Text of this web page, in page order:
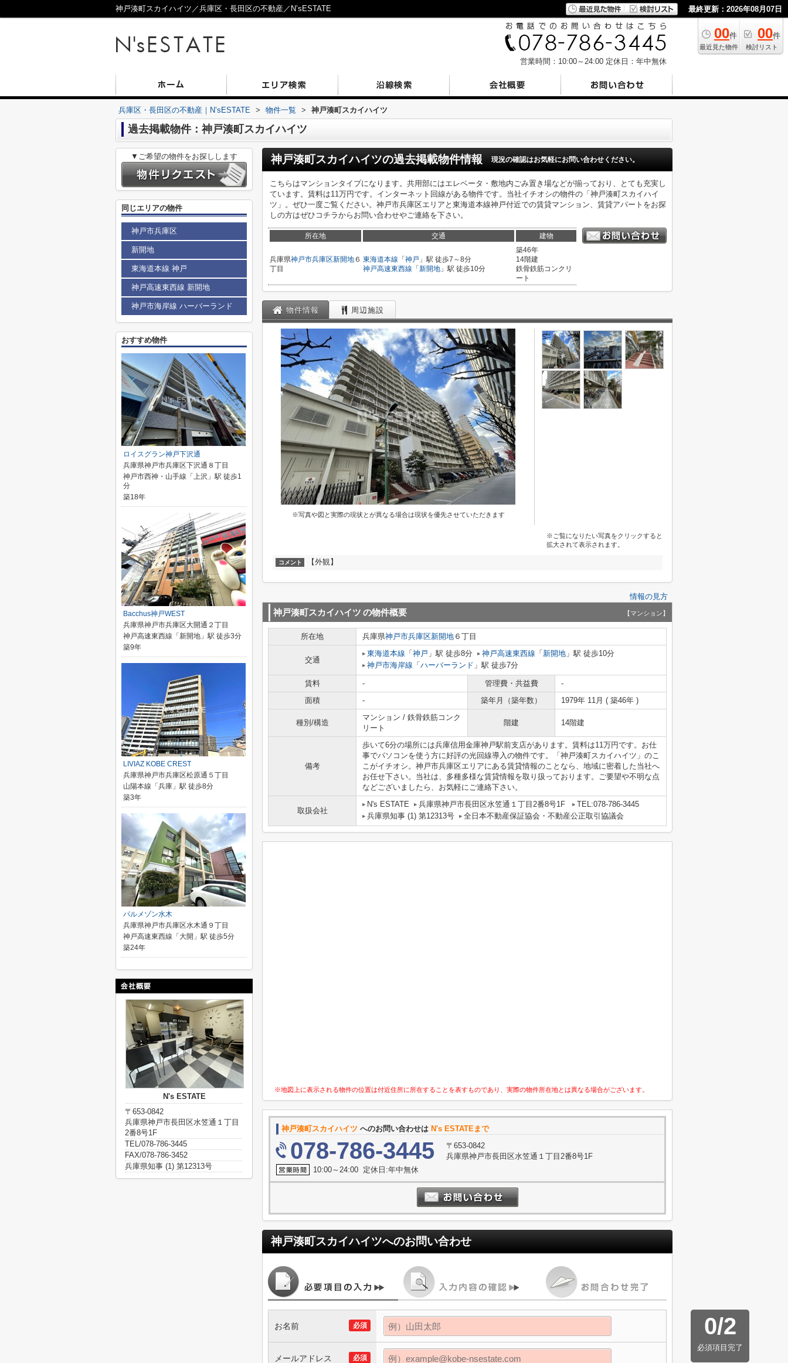
神戸湊町スカイハイツ／兵庫区・長田区の不動産／N’sESTATE 最終更新：2026年08月07日
00件
最近見た物件
00件
検討リスト
営業時間：10:00～24:00 定休日：年中無休
兵庫区・長田区の不動産｜N’sESTATE > 物件一覧 > 神戸湊町スカイハイツ
過去掲載物件：神戸湊町スカイハイツ
神戸湊町スカイハイツの過去掲載物件情報 現況の確認はお気軽にお問い合わせください。
こちらはマンションタイプになります。共用部にはエレベータ・敷地内ごみ置き場などが揃っており、とても充実し
ています。賃料は11万円です。インターネット回線がある物件です。当社イチオシの物件の「神戸湊町スカイハイ
ツ」。ぜひ一度ご覧ください。神戸市兵庫区エリアと東海道本線神戸付近での賃貸マンション、賃貸アパートをお探
しの方はぜひコチラからお問い合わせやご連絡を下さい。
所在地 交通 建物
兵庫県神戸市兵庫区新開地 ６
丁目
東海道本線 「 神戸 」駅 徒歩7～8分
神戸高速東西線 「 新開地 」駅 徒歩10分
築46年
14階建
鉄骨鉄筋コンクリ
ート
物件情報 周辺施設
※写真や図と実際の現状とが異なる場合は現状を優先させていただきます
※ご覧になりたい写真をクリックすると
拡大されて表示されます。
コメント 【外観】
情報の見方
神戸湊町スカイハイツ の物件概要 【マンション】
所在地 兵庫県神戸市兵庫区新開地 ６丁目
交通
東海道本線 「 神戸 」駅 徒歩8分 神戸高速東西線 「 新開地 」駅 徒歩10分
神戸市海岸線 「 ハーバーランド 」駅 徒歩7分
賃料 - 管理費・共益費
-
面積
- 築年月（築年数） 1979年 11月 ( 築46年 )
種別/構造
マンション / 鉄骨鉄筋コンク
リート
階建 14階建
備考
歩いて6分の場所には兵庫信用金庫神戸駅前支店があります。賃料は11万円です。お仕
事でパソコンを使う方に好評の光回線導入の物件です。「神戸湊町スカイハイツ」のこ
こがイチオシ。神戸市兵庫区エリアにある賃貸情報のことなら、地域に密着した当社へ
お任せ下さい。当社は、多種多様な賃貸情報を取り扱っております。ご要望や不明な点
などございましたら、お気軽にご連絡下さい。
取扱会社
N's ESTATE 兵庫県神戸市長田区水笠通１丁目2番8号1F
TEL:078-786-3445
兵庫県知事 (1) 第12313号
全日本不動産保証協会・不動産公正取引協議会
※地図上に表示される物件の位置は付近住所に所在することを表すものであり、実際の物件所在地とは異なる場合がございます。
神戸湊町スカイハイツ へのお問い合わせは N's ESTATEまで
078-786-3445
〒653-0842
兵庫県神戸市長田区水笠通１丁目2番8号1F
10:00～24:00 定休日:年中無休
神戸湊町スカイハイツへのお問い合わせ
0/2
必須項目完了
必須
お名前
必須
メールアドレス
▼ご希望の物件をお探しします
同じエリアの物件
神戸市兵庫区
新開地
東海道本線 神戸
神戸高速東西線 新開地
神戸市海岸線 ハーバーランド
おすすめ物件
ロイスグラン神戸下沢通
兵庫県神戸市兵庫区下沢通８丁目
神戸市西神・山手線「上沢」駅 徒歩1
分
築18年
Bacchus神戸WEST
兵庫県神戸市兵庫区大開通２丁目
神戸高速東西線「新開地」駅 徒歩3分
築9年
LIVIAZ KOBE CREST
兵庫県神戸市兵庫区松原通５丁目
山陽本線「兵庫」駅 徒歩8分
築3年
パルメゾン水木
兵庫県神戸市兵庫区水木通９丁目
神戸高速東西線「大開」駅 徒歩5分
築24年
N's ESTATE
〒653-0842
兵庫県神戸市長田区水笠通１丁目
2番8号1F
TEL/078-786-3445
FAX/078-786-3452
兵庫県知事 (1) 第12313号